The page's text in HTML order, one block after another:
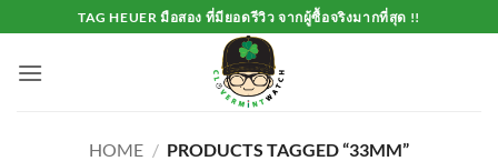
to
content
TAG HEUER มือสอง ที่มียอดรีวิว จากผู้ซื้อจริงมากที่สุด !!
HOME / PRODUCTS TAGGED “33MM”